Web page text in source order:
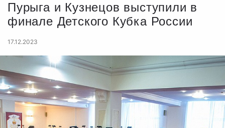
Пурыга и Кузнецов выступили в
финале Детского Кубка России
17.12.2023